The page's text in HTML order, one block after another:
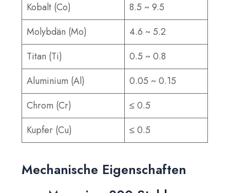
Kobalt (Co)
8.5 ~ 9.5
Molybdän (Mo)
4.6 ~ 5.2
Titan (Ti)
0.5 ~ 0.8
Aluminium (Al)
0.05 ~ 0.15
Chrom (Cr)
≤ 0.5
Kupfer (Cu)
≤ 0.5
Mechanische Eigenschaften